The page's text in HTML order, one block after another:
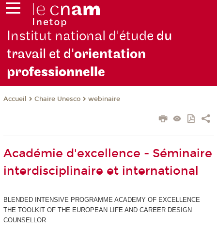
Institut national d'étude du
travail et d'orientation
professionnelle
Accueil Chaire Unesco webinaire
Académie d'excellence - Séminaire
interdisciplinaire et international
BLENDED INTENSIVE PROGRAMME ACADEMY OF EXCELLENCE
THE TOOLKIT OF THE EUROPEAN LIFE AND CAREER DESIGN
COUNSELLOR